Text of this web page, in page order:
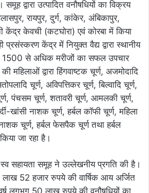
द्वारा उत्पादित वनौषधियों का विक्रय
रायपुर, दुर्ग, कांकेर, अंबिकापुर,
केंद्र केवची (कटघोरा) एवं कोरबा में किया
केंद्र में नियुक्त वैद्य द्वारा स्थानीय
1500 से अधिक मरीजों का सफल उपचार
महिलाओं द्वारा हिंगवाष्टक चूर्ण, अजमोदादि
चूर्ण, अविपत्तिकर चूर्ण, बिल्वादि चूर्ण,
पंचसम चूर्ण, शतावरी चूर्ण, आमलकी चूर्ण,
खांसी नाशक चूर्ण, हर्बल कॉफी चूर्ण, महिला
चूर्ण, हर्बल फेसपैक चूर्ण तथा हर्बल
जा रहा है।
स्व सहायता समूह ने उल्लेखनीय प्रगति की है।
लाख 52 हजार रुपये की वार्षिक आय अर्जित